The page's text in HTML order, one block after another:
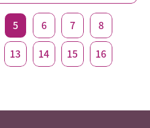
5 6 7
8
13 14 15
16